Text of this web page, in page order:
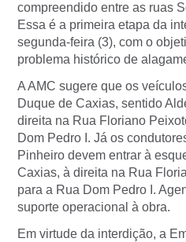
compreendido entre as ruas
Essa é a primeira etapa da
segunda-feira (3), com o
problema histórico de
A AMC sugere que os
Duque de Caxias, sentido
direita na Rua Floriano
Dom Pedro I. Já os
Pinheiro devem entrar à
Caxias, à direita na Rua
para a Rua Dom Pedro I.
suporte operacional à obra.
Em virtude da interdição, a